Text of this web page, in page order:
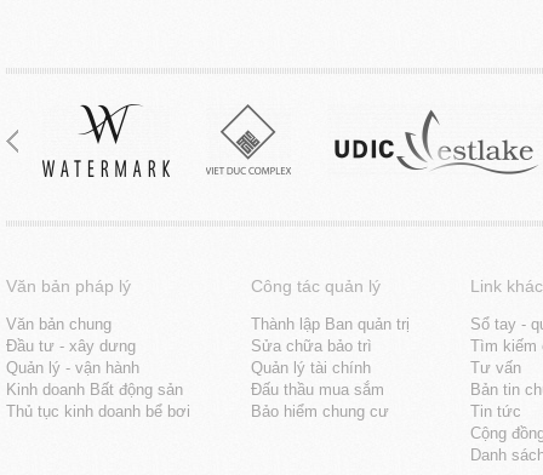
Văn bản pháp lý
Văn bản chung
Đầu tư - xây dưng
Quản lý - vận hành
Kinh doanh Bất động sản
Thủ tục kinh doanh bể bơi
Công tác quản lý
Thành lập Ban quản trị
Sửa chữa bảo trì
Quản lý tài chính
Đấu thầu mua sắm
Bảo hiểm chung cư
Link khác
Sổ tay -
Tìm kiếm
Tư vấn
Bản tin
Tin tức
Cộng
Danh